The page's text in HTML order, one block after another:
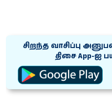
சிறந்த வாசிப்பு
திசை App-ஐ